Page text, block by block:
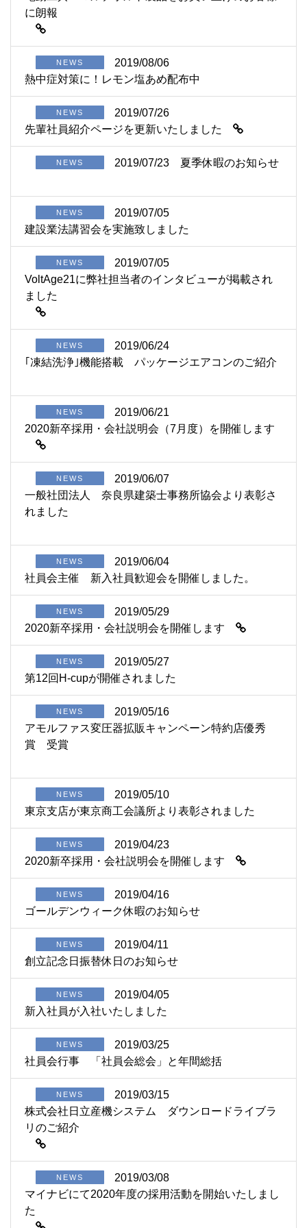
に朗報
NEWS
2019/08/06
熱中症対策に！レモン塩あめ配布中
NEWS
2019/07/26
先輩社員紹介ページを更新いたしました
NEWS 2019/07/23 夏季休暇のお知らせ
NEWS
2019/07/05
建設業法講習会を実施致しました
NEWS
2019/07/05
VoltAge21に弊社担当者のインタビューが掲載され
ました
NEWS
2019/06/24
｢凍結洗浄｣機能搭載 パッケージエアコンのご紹介
NEWS
2019/06/21
2020新卒採用・会社説明会（7月度）を開催します
NEWS
2019/06/07
一般社団法人 奈良県建築士事務所協会より表彰さ
れました
NEWS
2019/06/04
社員会主催 新入社員歓迎会を開催しました。
NEWS
2019/05/29
2020新卒採用・会社説明会を開催します
NEWS
2019/05/27
第12回H-cupが開催されました
NEWS
2019/05/16
アモルファス変圧器拡販キャンペーン特約店優秀
賞 受賞
NEWS
2019/05/10
東京支店が東京商工会議所より表彰されました
NEWS
2019/04/23
2020新卒採用・会社説明会を開催します
NEWS
2019/04/16
ゴールデンウィーク休暇のお知らせ
NEWS
2019/04/11
創立記念日振替休日のお知らせ
NEWS
2019/04/05
新入社員が入社いたしました
NEWS
2019/03/25
社員会行事 「社員会総会」と年間総括
NEWS
2019/03/15
株式会社日立産機システム ダウンロードライブラ
リのご紹介
NEWS
2019/03/08
マイナビにて2020年度の採用活動を開始いたしまし
た